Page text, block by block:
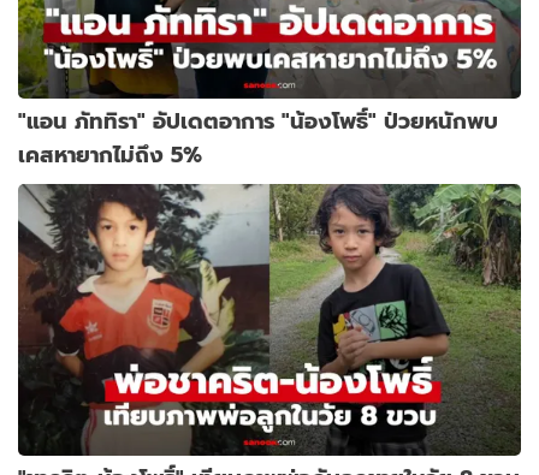
"แอน ภัททิรา" อัปเดตอาการ "น้องโพธิ์" ป่วยหนักพบ
เคสหายากไม่ถึง 5%